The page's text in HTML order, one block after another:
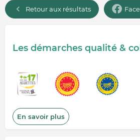
Retour aux résultats
Les démarches qualité &
En savoir plus